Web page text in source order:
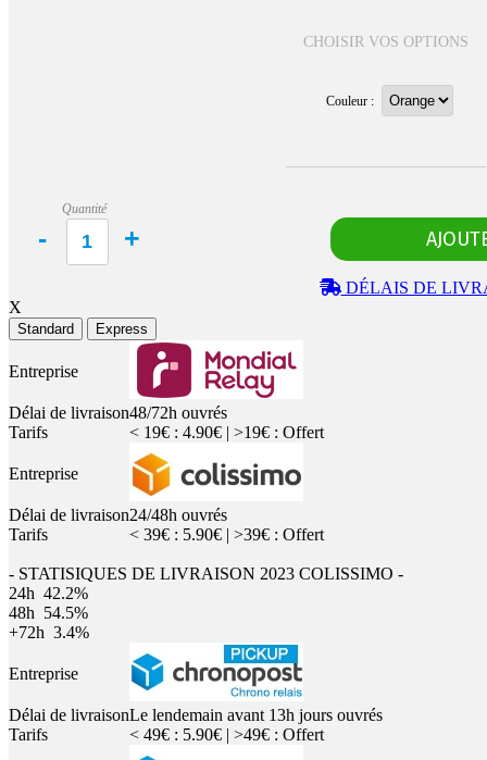
CHOISIR VOS OPTIONS
Couleur :
Quantité
DÉLAIS DE
X
Standard Express
Entreprise
Délai de livraison48/72h ouvrés
Tarifs
< 19€ : 4.90€ | >19€ : Offert
Entreprise
Délai de livraison24/48h ouvrés
Tarifs
< 39€ : 5.90€ | >39€ : Offert
- STATISIQUES DE LIVRAISON 2023 COLISSIMO -
24h 42.2%
48h 54.5%
+72h 3.4%
Entreprise
Délai de livraisonLe lendemain avant 13h jours ouvrés
Tarifs
< 49€ : 5.90€ | >49€ : Offert